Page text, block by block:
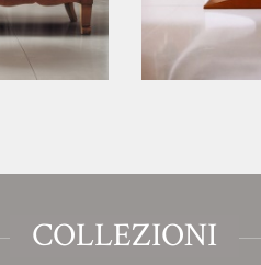
COLLEZIONI